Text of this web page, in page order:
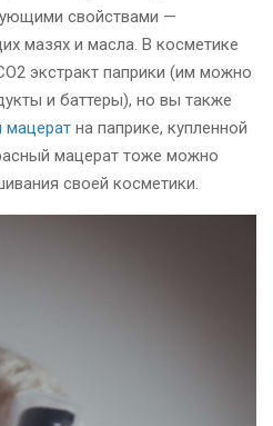
свойствами —
мазях и масла. В косметике
экстракт паприки (им можно
и баттеры), но вы также
на паприке, купленной
мацерат тоже можно
своей косметики.